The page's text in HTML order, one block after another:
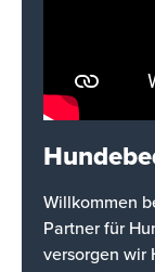
Willkommen
Partner für
versorgen wir